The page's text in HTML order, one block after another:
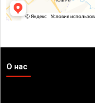
О нас